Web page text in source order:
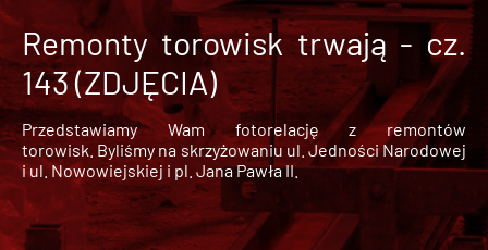
Remonty torowisk trwają - cz.
143 (ZDJĘCIA)
Przedstawiamy Wam fotorelację z remontów
torowisk. Byliśmy na skrzyżowaniu ul. Jedności Narodowej
i ul. Nowowiejskiej i pl. Jana Pawła II.